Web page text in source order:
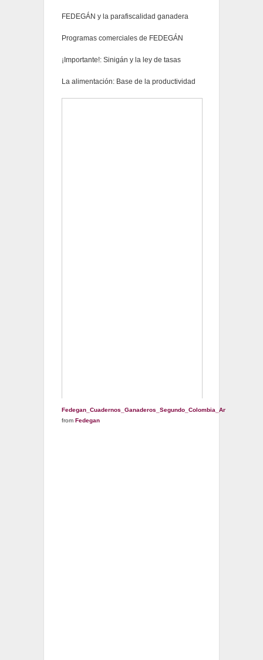
FEDEGÁN y la parafiscalidad ganadera
Programas comerciales de FEDEGÁN
¡Importante!: Sinigán y la ley de tasas
La alimentación: Base de la productividad
Fedegan_Cuadernos_Ganaderos_Segundo_Colombia_Animal_Bovino
from Fedegan